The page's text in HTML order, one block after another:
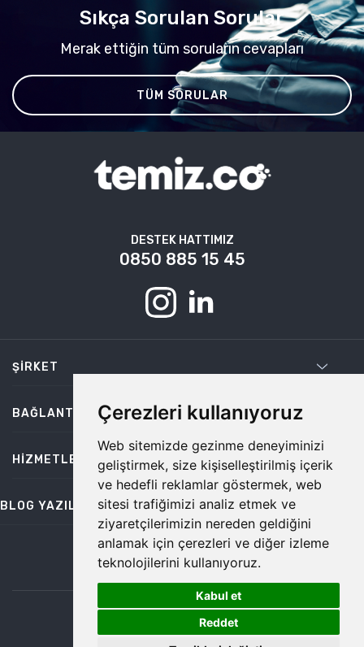
Çerezleri kullanıyoruz
Web sitemizde gezinme deneyiminizi
geliştirmek, size kişiselleştirilmiş içerik
ve hedefli reklamlar göstermek, web
sitesi trafiğimizi analiz etmek ve
ziyaretçilerimizin nereden geldiğini
anlamak için çerezleri ve diğer izleme
teknolojilerini kullanıyoruz.
Kabul et
Reddet
Sıkça Sorulan Sorular
Merak ettiğin tüm soruların cevapları
TÜM SORULAR
DESTEK HATTIMIZ
0850 885 15 45
ŞIRKET
BAĞLANTILAR
HIZMETLER
BLOG YAZILARI
bilgi@temiz.co
©2026 Temiz, Her Hakkı Saklıdır.